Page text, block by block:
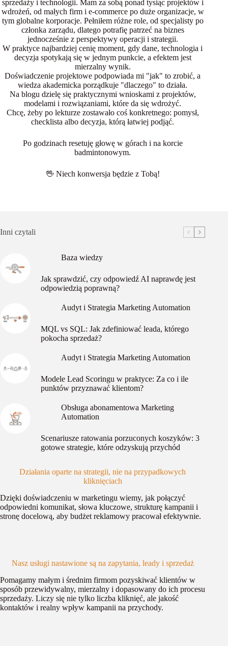
sprzedaży i technologii. Mam za sobą ponad tysiąc projektów i
wdrożeń, od małych firm i e-commerce po duże organizacje, w
tym globalne korporacje. Pełniłem różne role, od specjalisty po
członka zarządu, dlatego potrafię patrzeć na biznes
jednocześnie z perspektywy operacji i strategii.
W praktyce najbardziej cenię moment, gdy dane, technologia i
decyzja spotykają się w jednym punkcie, a efektem jest
mierzalny wynik.
Doświadczenie projektowe podpowiada mi "jak" to zrobić, a
wiedza akademicka porządkuje "dlaczego" to działa.
Na blogu dzielę się praktycznymi wnioskami z projektów,
modelami i rozwiązaniami, które da się wdrożyć.
Chcę, żeby po lekturze zostawało coś konkretnego: pomysł,
checklista albo decyzja, którą łatwiej podjąć.
Po godzinach resetuję głowę w górach i na korcie
badmintonowym.
🖖 Niech konwersja będzie z Tobą!
Inni czytali
Baza wiedzy
Jak sprawdzić, czy odpowiedź AI naprawdę jest
odpowiedzią poprawną?
Audyt i Strategia Marketing Automation
MQL vs SQL: Jak zdefiniować leada, którego
pokocha sprzedaż?
Audyt i Strategia Marketing Automation
Modele Lead Scoringu w praktyce: Za co i ile
punktów przyznawać klientom?
Obsługa abonamentowa Marketing
Automation
Scenariusze ratowania porzuconych koszyków: 3
gotowe strategie, które odzyskują przychód
Działania oparte na strategii, nie na przypadkowych
kliknięciach
Dzięki doświadczeniu w marketingu wiemy, jak połączyć
odpowiedni komunikat, słowa kluczowe, strukturę kampanii i
stronę docelową, aby budżet reklamowy pracował efektywnie.
Nasz usługi nastawione są na zapytania, leady i sprzedaż
Pomagamy małym i średnim firmom pozyskiwać klientów w
sposób przewidywalny, mierzalny i dopasowany do ich procesu
sprzedaży. Liczy się nie tylko liczba kliknięć, ale jakość
kontaktów i realny wpływ kampanii na przychody.